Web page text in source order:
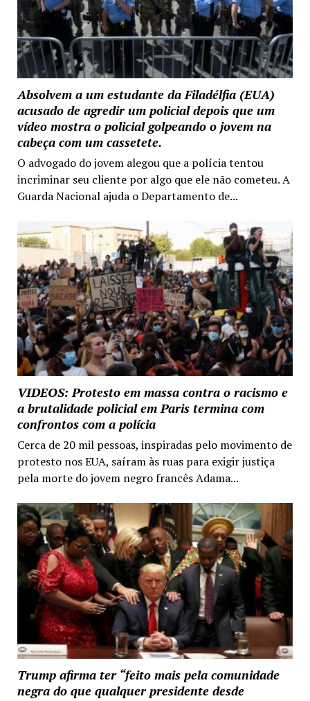
Absolvem a um estudante da Filadélfia (EUA)
acusado de agredir um policial depois que um
vídeo mostra o policial golpeando o jovem na
cabeça com um cassetete.
O advogado do jovem alegou que a polícia tentou
incriminar seu cliente por algo que ele não cometeu. A
Guarda Nacional ajuda o Departamento de...
VIDEOS: Protesto em massa contra o racismo e
a brutalidade policial em Paris termina com
confrontos com a polícia
Cerca de 20 mil pessoas, inspiradas pelo movimento de
protesto nos EUA, saíram às ruas para exigir justiça
pela morte do jovem negro francês Adama...
Trump afirma ter “feito mais pela comunidade
negra do que qualquer presidente desde